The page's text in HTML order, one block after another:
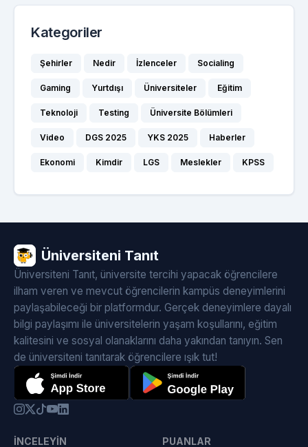
Kategoriler
Şehirler Nedir İzlenceler Socialing
Gaming Yurtdışı Üniversiteler Eğitim
Teknoloji Testing Üniversite Bölümleri
Video DGS 2025 YKS 2025 Haberler
Ekonomi Kimdir LGS Meslekler KPSS
Üniversiteni Tanıt
Üniversiteni Tanıt, üniversite tercihi yapacak öğrencilere
ilham veren ve mevcut öğrencilerin kampüs deneyimlerini
paylaşabileceği bir platformdur. Gerçek deneyimlere dayalı
bilgi paylaşımı ile üniversitelerin yaşam koşullarını, eğitim
kalitesini ve sosyal olanaklarını daha yakından tanıyın. Sen
de üniversiteni tanıtarak öğrencilere ışık tut!
İNCELEYIN PUANLAR